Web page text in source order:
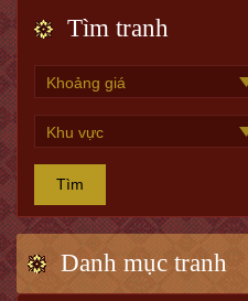
Tìm tranh
Tìm
Danh mục tranh